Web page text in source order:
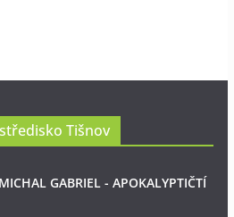
Tišnov
GABRIEL - APOKALYPTIČTÍ